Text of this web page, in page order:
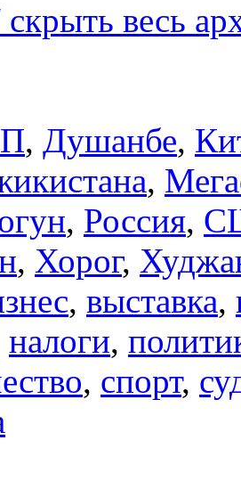
весь
, Душанбе,
,
, Россия,
, Хорог,
, выставка,
налоги,
, спорт,